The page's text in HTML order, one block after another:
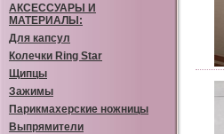
АКСЕССУАРЫ И
МАТЕРИАЛЫ:
Для капсул
Колечки Ring Star
Щипцы
Зажимы
Парикмахерские ножницы
Выпрямители